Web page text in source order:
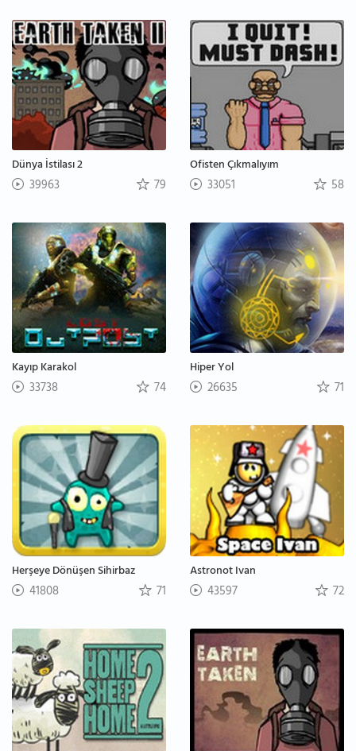
Dünya İstilası 2
39963 79
Ofisten Çıkmalıyım
33051 58
Kayıp Karakol
33738 74
Hiper Yol
26635 71
Herşeye Dönüşen Sihirbaz
41808 71
Astronot Ivan
43597 72